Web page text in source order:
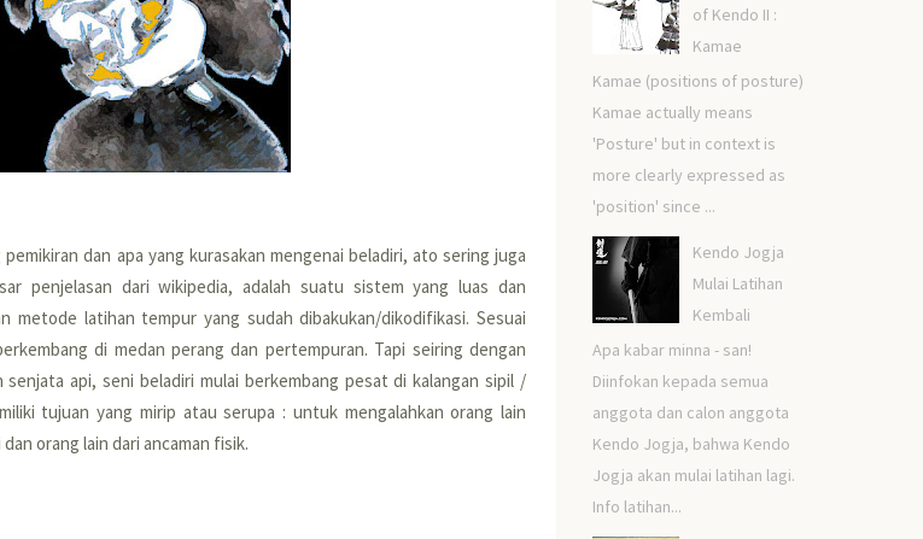
dan apa yang kurasakan mengenai beladiri, ato sering juga
penjelasan dari wikipedia, adalah suatu sistem yang luas dan
metode latihan tempur yang sudah dibakukan/dikodifikasi. Sesuai
di medan perang dan pertempuran. Tapi seiring dengan
api, seni beladiri mulai berkembang pesat di kalangan sipil /
tujuan yang mirip atau serupa : untuk mengalahkan orang lain
orang lain dari ancaman fisik.
of Kendo II :
Kamae
Kamae (positions of posture)
Kamae actually means
'Posture' but in context is
more clearly expressed as
'position' since ...
Kendo Jogja
Mulai Latihan
Kembali
Apa kabar minna - san!
Diinfokan kepada semua
anggota dan calon anggota
Kendo Jogja, bahwa Kendo
Jogja akan mulai latihan lagi.
Info latihan...